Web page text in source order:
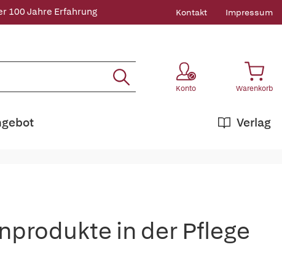
100 Jahre Erfahrung Kontakt Impressum
Konto Warenkorb
Verlag
in der Pflege